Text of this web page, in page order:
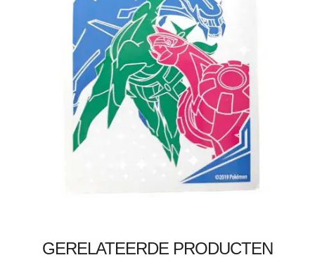
€0.30
GERELATEERDE PRODUCTEN